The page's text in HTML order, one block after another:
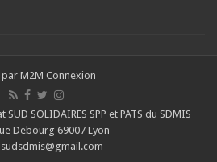
par M2M Connexion
SOLIDAIRES SPP et PATS du SDMIS
Debourg 69007 Lyon
sudsdmis@gmail.com